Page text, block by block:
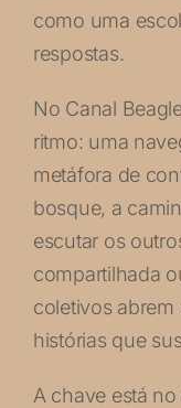
como uma
respostas.
No Canal
ritmo: uma
metáfora de
bosque, a
escutar os
compartilhada
coletivos
histórias que
A chave está